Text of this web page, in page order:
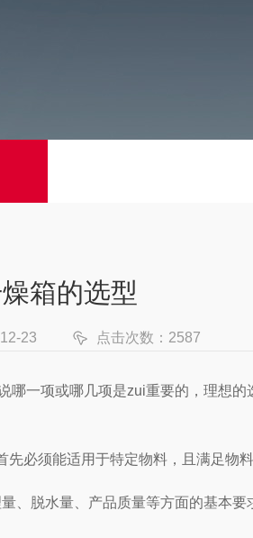
箱的选型
23 点击次数：2587
哪一项或哪几项是zui重要的，理想
先必须能适用于特定物料，且满足物
、脱水量、产品质量等方面的基本